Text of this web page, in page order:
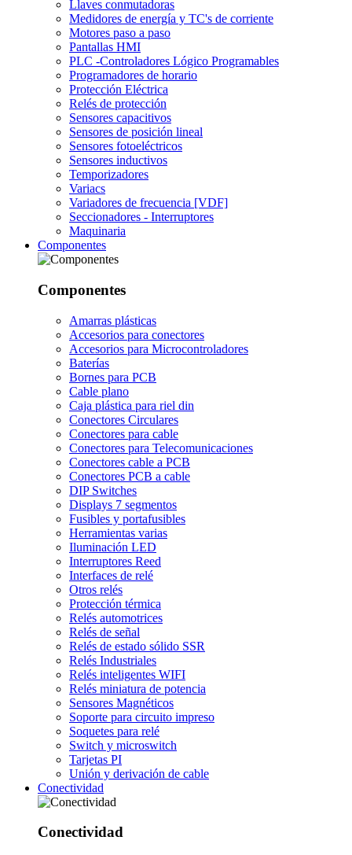
Llaves conmutadoras
Medidores de energía y TC's de corriente
Motores paso a paso
Pantallas HMI
PLC -Controladores Lógico Programables
Programadores de horario
Protección Eléctrica
Relés de protección
Sensores capacitivos
Sensores de posición lineal
Sensores fotoeléctricos
Sensores inductivos
Temporizadores
Variacs
Variadores de frecuencia [VDF]
Seccionadores - Interruptores
Maquinaria
Componentes
Componentes
Amarras plásticas
Accesorios para conectores
Accesorios para Microcontroladores
Baterías
Bornes para PCB
Cable plano
Caja plástica para riel din
Conectores Circulares
Conectores para cable
Conectores para Telecomunicaciones
Conectores cable a PCB
Conectores PCB a cable
DIP Switches
Displays 7 segmentos
Fusibles y portafusibles
Herramientas varias
Iluminación LED
Interruptores Reed
Interfaces de relé
Otros relés
Protección térmica
Relés automotrices
Relés de señal
Relés de estado sólido SSR
Relés Industriales
Relés inteligentes WIFI
Relés miniatura de potencia
Sensores Magnéticos
Soporte para circuito impreso
Soquetes para relé
Switch y microswitch
Tarjetas PI
Unión y derivación de cable
Conectividad
Conectividad